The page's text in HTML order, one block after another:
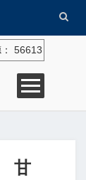
56613
甘